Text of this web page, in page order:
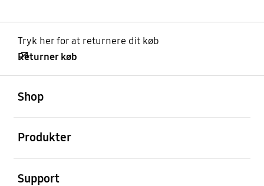
Tryk her for at returnere dit køb
Returner køb
Shop
Produkter
Support